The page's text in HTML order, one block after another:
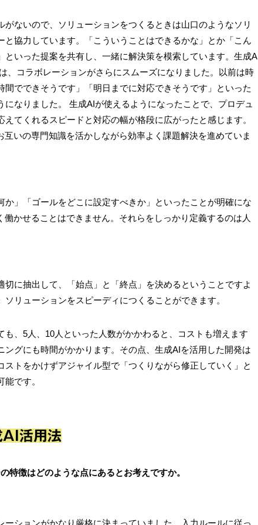
がないので、ソリューションをつくるときは山口のようなソリ
と協力しています。「こういうことはできるかな」とか「こん
といった提案を共有し、一緒に解決策を模索しています。生成A
、コラボレーションがさらにスムーズになりました。以前は時
間でできそうです」「明日までに対応できそうです」といった
なりました。 生成AIが使えるようになったことで、プロデュ
てくれるスピードと対応の幅が格段に広がったと感じます。
いの専門知識を活かしながら効率よく課題解決を進めていま
か」「ゴールをどこに設定すべきか」といったことが明確にな
働かせることはできません。それらをしっかり定義するのは人
切に抽出して、「始点」と「終点」を決めるということですよ
リューションをスピーディにつくることができます。
も、5人、10人といった人数がかかわると、コストも増えます
ングにも時間がかかります。その点、生成AIを活用した開発は
ストをかけずアジャイル型で「つくりながら修正していく」と
です。
AI活用法
特徴はどのような点にあるとお考えですか。
ーションがかなり厳格に決まっていました。入力ルールに従っ